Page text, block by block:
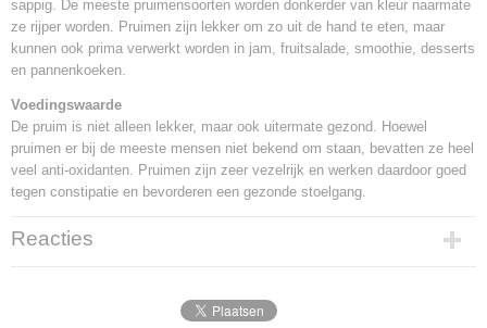
sappig. De meeste pruimensoorten worden donkerder van kleur naarmate
ze rijper worden. Pruimen zijn lekker om zo uit de hand te eten, maar
kunnen ook prima verwerkt worden in jam, fruitsalade, smoothie, desserts
en pannenkoeken.
Voedingswaarde
De pruim is niet alleen lekker, maar ook uitermate gezond. Hoewel
pruimen er bij de meeste mensen niet bekend om staan, bevatten ze heel
veel anti-oxidanten. Pruimen zijn zeer vezelrijk en werken daardoor goed
tegen constipatie en bevorderen een gezonde stoelgang.
Reacties